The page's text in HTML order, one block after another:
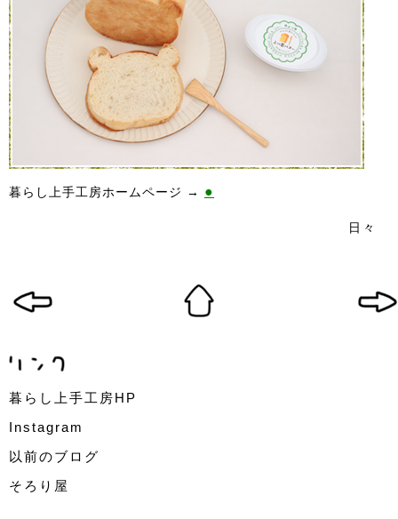
暮らし上手工房ホームページ → ●
日々
暮らし上手工房HP
Instagram
以前のブログ
そろり屋